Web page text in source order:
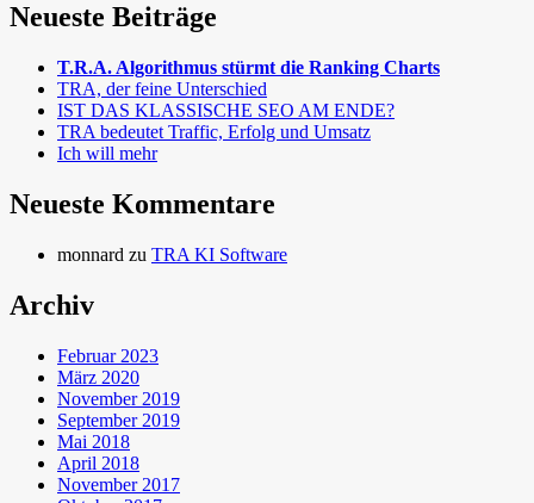
Neueste Beiträge
T.R.A. Algorithmus stürmt die Ranking Charts
TRA, der feine Unterschied
IST DAS KLASSISCHE SEO AM ENDE?
TRA bedeutet Traffic, Erfolg und Umsatz
Ich will mehr
Neueste Kommentare
monnard zu TRA KI Software
Archiv
Februar 2023
März 2020
November 2019
September 2019
Mai 2018
April 2018
November 2017